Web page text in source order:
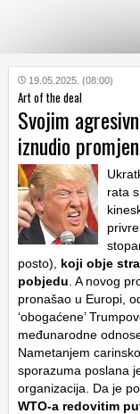
KATEGORIJE
HRVATSKI
WEB
19.05.2025. (08:00)
Art of the deal
Svojim
iznudio
rata
posto),
koji obje
pobjedu . A novog
pronašao u Europi,
‘obogaćene’
međunarodne
Nametanjem
sporazuma poslana
organizacija. Da je
WTO-a redovitim